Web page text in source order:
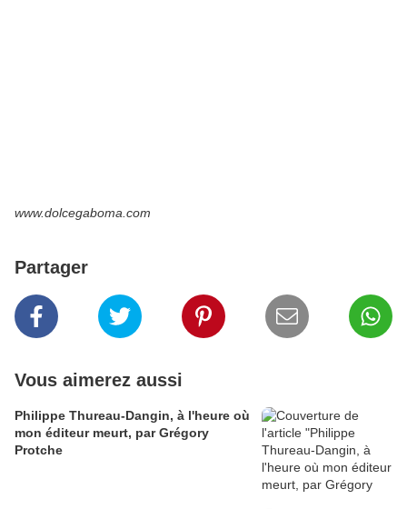
www.dolcegaboma.com
Partager
Vous aimerez aussi
Philippe Thureau-Dangin, à l'heure où
mon éditeur meurt, par Grégory
Protche